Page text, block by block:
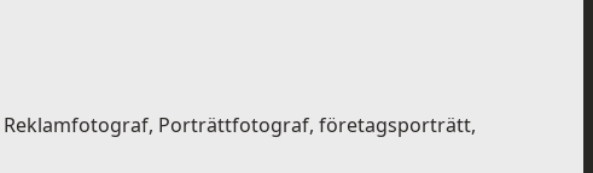
Porträttfotograf, företagsporträtt,